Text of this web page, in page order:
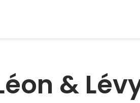
&